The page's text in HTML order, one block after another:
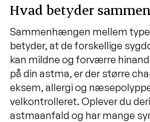
Hvad betyder
Sammenhængen mellem type
betyder, at de forskellige
kan mildne og forværre
på din astma, er der større
eksem, allergi og
velkontrolleret. Oplever du
astmaanfald og har mange